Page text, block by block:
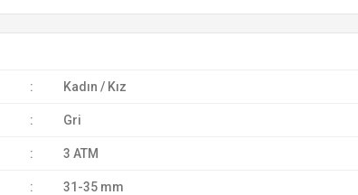
: Kadın / Kız
: Gri
: 3 ATM
: 31-35 mm